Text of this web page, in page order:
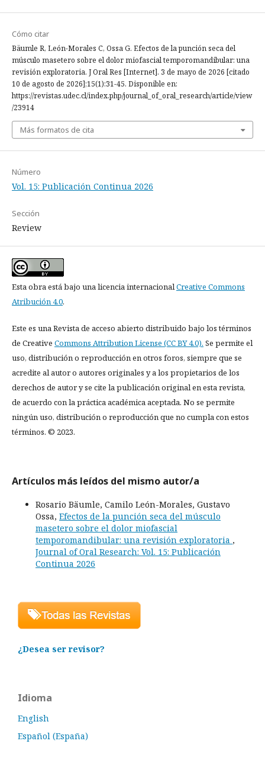
Cómo citar
Bäumle R, León-Morales C, Ossa G. Efectos de la punción seca del
músculo masetero sobre el dolor miofascial temporomandibular: una
revisión exploratoria. J Oral Res [Internet]. 3 de mayo de 2026 [citado
10 de agosto de 2026];15(1):31-45. Disponible en:
https://revistas.udec.cl/index.php/journal_of_oral_research/article/view
/23914
Más formatos de cita
Número
Vol. 15: Publicación Continua 2026
Sección
Review
Esta obra está bajo una licencia internacionalCreative Commons
Atribución 4.0.
Este es una Revista de acceso abierto distribuido bajo los términos
de Creative Commons Attribution License (CC BY 4.0). Se permite el
uso, distribución o reproducción en otros foros, siempre que se
acredite al autor o autores originales y a los propietarios de los
derechos de autor y se cite la publicación original en esta revista,
de acuerdo con la práctica académica aceptada. No se permite
ningún uso, distribución o reproducción que no cumpla con estos
términos. © 2023.
Artículos más leídos del mismo autor/a
Rosario Bäumle, Camilo León-Morales, Gustavo
Ossa, Efectos de la punción seca del músculo
masetero sobre el dolor miofascial
temporomandibular: una revisión exploratoria ,
Journal of Oral Research: Vol. 15: Publicación
Continua 2026
¿Desea ser revisor?
Idioma
English
Español (España)